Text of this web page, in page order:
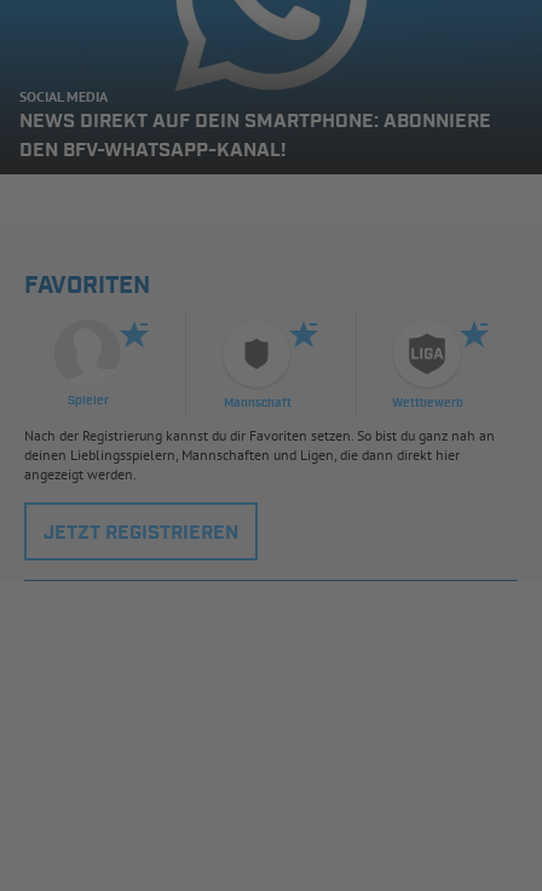
SOCIAL MEDIA
NEWS DIREKT AUF DEIN SMARTPHONE: ABONNIERE
DEN BFV-WHATSAPP-KANAL!
FAVORITEN
Spieler Mannschaft Wettbewerb
Nach der Registrierung kannst du dir Favoriten setzen. So bist du ganz nah an
deinen Lieblingsspielern, Mannschaften und Ligen, die dann direkt hier
angezeigt werden.
JETZT REGISTRIEREN